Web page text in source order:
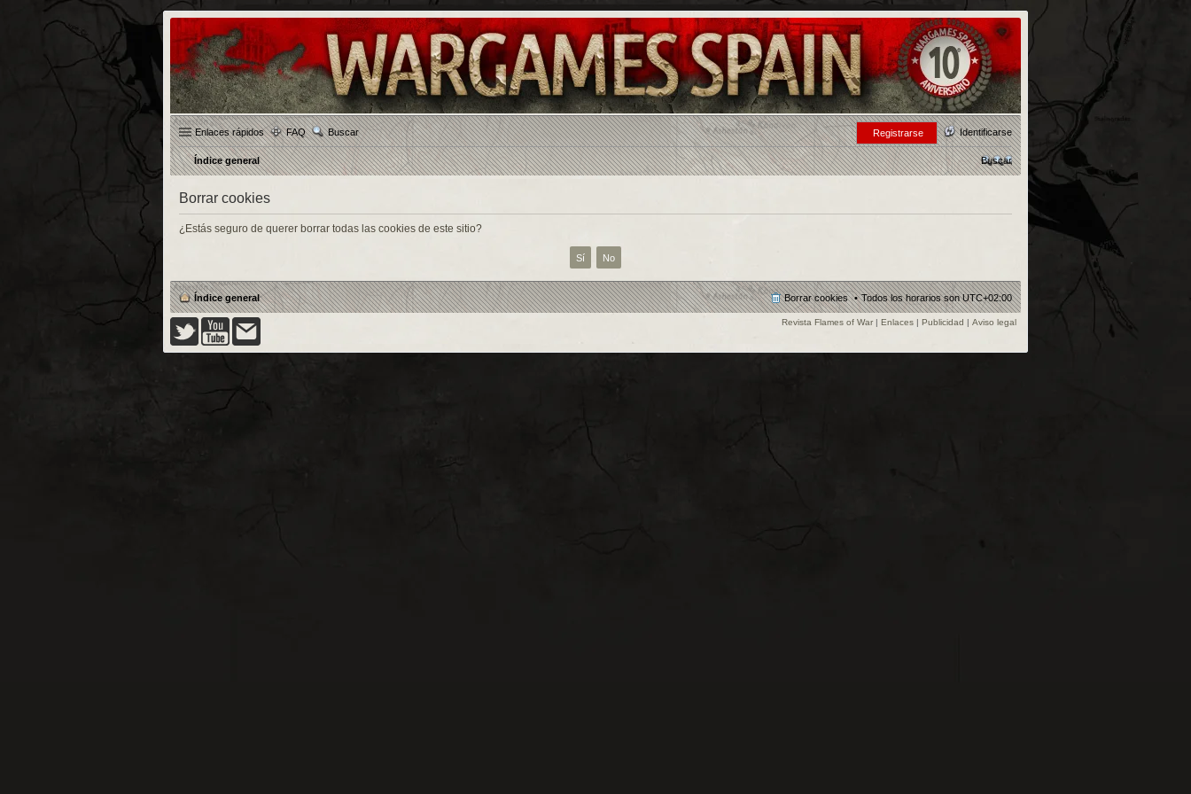
Enlaces rápidos FAQ Buscar Identificarse
Registrarse
Índice general Buscar
Borrar cookies
¿Estás seguro de querer borrar todas las cookies de este sitio?
Índice general Todos los horarios sonUTC+02:00
Borrar cookies
Revista Flames of War | Enlaces | Publicidad | Aviso legal